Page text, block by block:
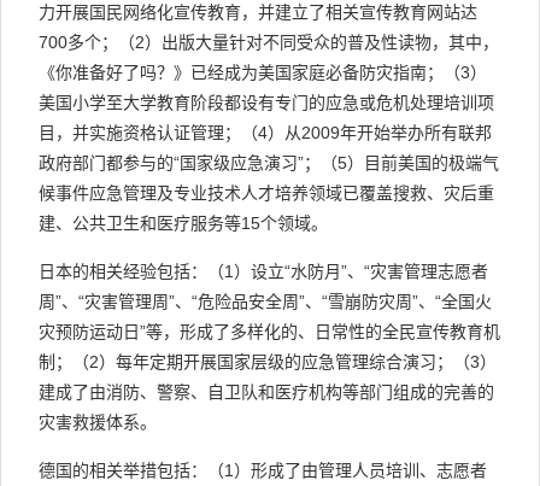
力开展国民网络化宣传教育，并建立了相关宣传教育网站达
700多个；（2）出版大量针对不同受众的普及性读物，其中，
《你准备好了吗？》已经成为美国家庭必备防灾指南；（3）
美国小学至大学教育阶段都设有专门的应急或危机处理培训项
目，并实施资格认证管理；（4）从2009年开始举办所有联邦
政府部门都参与的“国家级应急演习”；（5）目前美国的极端气
候事件应急管理及专业技术人才培养领域已覆盖搜救、灾后重
建、公共卫生和医疗服务等15个领域。
日本的相关经验包括：（1）设立“水防月”、“灾害管理志愿者
周”、“灾害管理周”、“危险品安全周”、“雪崩防灾周”、“全国火
灾预防运动日”等，形成了多样化的、日常性的全民宣传教育机
制；（2）每年定期开展国家层级的应急管理综合演习；（3）
建成了由消防、警察、自卫队和医疗机构等部门组成的完善的
灾害救援体系。
德国的相关举措包括：（1）形成了由管理人员培训、志愿者